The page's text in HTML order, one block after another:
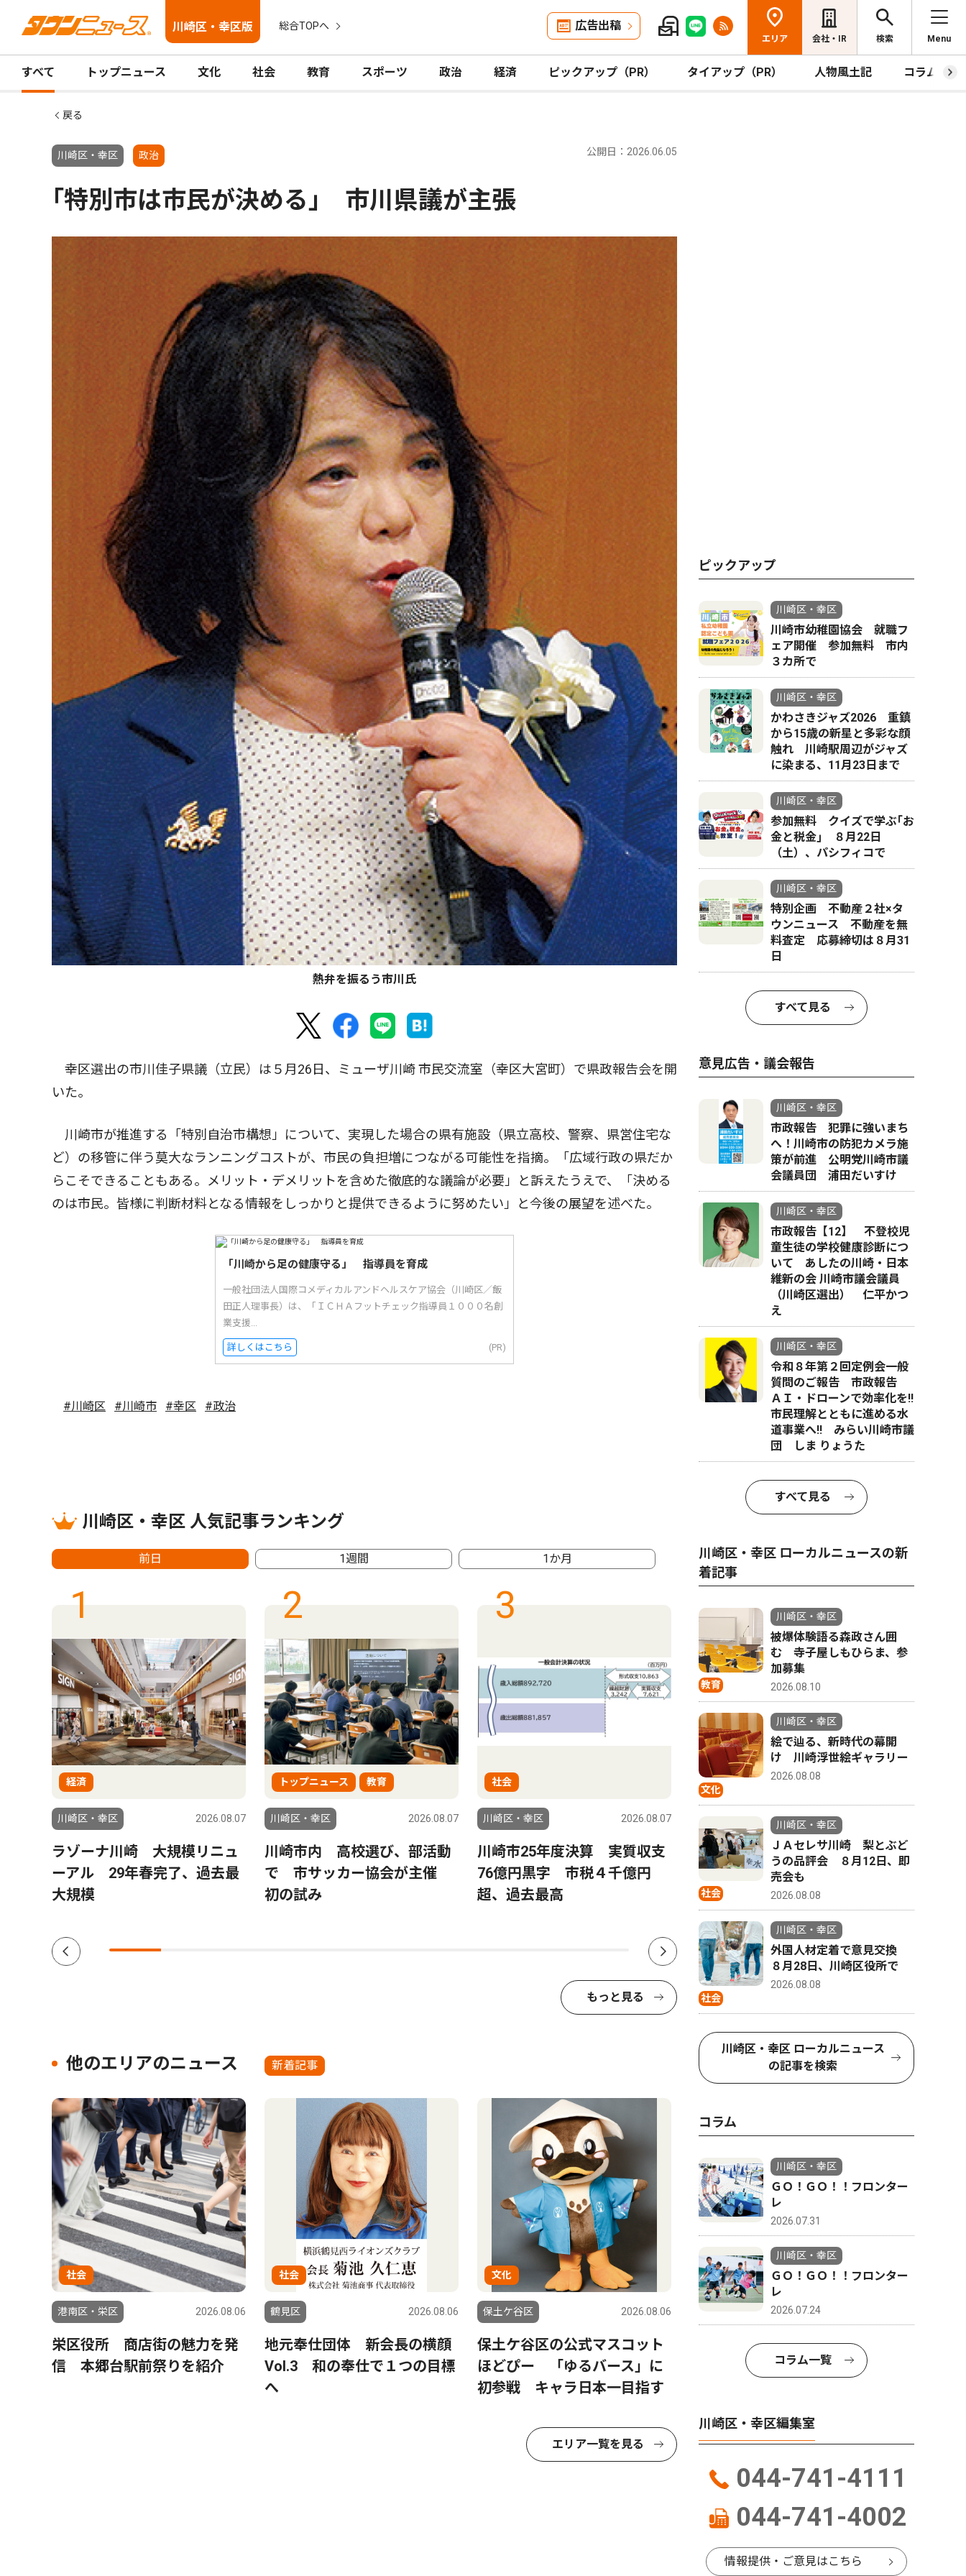
川崎区・幸区版 総合TOPへ 広告出稿
エリア 会社・IR 検索 Menu
すべて トップニュース 文化 社会 教育 スポーツ 政治 経済 ピックアップ（PR） タイアップ（PR） 人物風土記 コラム
戻る
川崎区・幸区 政治 公開日：2026.06.05
｢特別市は市民が決める｣ 市川県議が主張
熱弁を振るう市川氏
幸区選出の市川佳子県議（立民）は５月26日、ミューザ川崎 市民交流室（幸区大宮町）で県政報告会を開
いた。
川崎市が推進する「特別自治市構想」について、実現した場合の県有施設（県立高校、警察、県営住宅な
ど）の移管に伴う莫大なランニングコストが、市民の負担増につながる可能性を指摘。「広域行政の県だか
らこそできることもある。メリット・デメリットを含めた徹底的な議論が必要」と訴えたうえで、「決める
のは市民。皆様に判断材料となる情報をしっかりと提供できるように努めたい」と今後の展望を述べた。
「川崎から足の健康守る」 指導員を育成
一般社団法人国際コメディカルアンドヘルスケア協会（川崎区／飯
田正人理事長）は、「ＩＣＨＡフットチェック指導員１０００名創
業支援...
詳しくはこちら (PR)
#川崎区 #川崎市 #幸区 #政治
川崎区・幸区 人気記事ランキング
前日 1週間 1か月
1
経済
川崎区・幸区 2026.08.07
ラゾーナ川崎 大規模リニュ
ーアル 29年春完了、過去最
大規模
2
トップニュース 教育
川崎区・幸区 2026.08.07
川崎市内 高校選び、部活動
で 市サッカー協会が主催
初の試み
3
社会
川崎区・幸区 2026.08.07
川崎市25年度決算 実質収支
76億円黒字 市税４千億円
超、過去最高
4
人物風土記
2026.08.07
川崎フロンターレのMFとして
今シーズンの飛躍が期待され
る 大関 友翔さん 麻生区出
身 21歳
川崎市
もっと見る
他のエリアのニュース 新着記事
社会
港南区・栄区 2026.08.06
栄区役所 商店街の魅力を発
信 本郷台駅前祭りを紹介
社会
鶴見区 2026.08.06
地元奉仕団体 新会長の横顔
Vol.3 和の奉仕で１つの目標
へ
文化
保土ケ谷区 2026.08.06
保土ケ谷区の公式マスコット
ほどぴー 「ゆるバース」に
初参戦 キャラ日本一目指す
エリア一覧を見る
ピックアップ
川崎区・幸区
川崎市幼稚園協会 就職フ
ェア開催 参加無料 市内
３カ所で
川崎区・幸区
かわさきジャズ2026 重鎮
から15歳の新星と多彩な顔
触れ 川崎駅周辺がジャズ
に染まる、11月23日まで
川崎区・幸区
参加無料 クイズで学ぶ｢お
金と税金｣ ８月22日
（土）、パシフィコで
川崎区・幸区
特別企画 不動産２社×タ
ウンニュース 不動産を無
料査定 応募締切は８月31
日
すべて見る
意見広告・議会報告
川崎区・幸区
市政報告 犯罪に強いまち
へ！川崎市の防犯カメラ施
策が前進 公明党川崎市議
会議員団 浦田だいすけ
川崎区・幸区
市政報告【12】 不登校児
童生徒の学校健康診断につ
いて あしたの川崎・日本
維新の会 川崎市議会議員
（川崎区選出） 仁平かつ
え
川崎区・幸区
令和８年第２回定例会一般
質問のご報告 市政報告
ＡＩ・ドローンで効率化を!!
市民理解とともに進める水
道事業へ!! みらい川崎市議
団 しま りょうた
すべて見る
川崎区・幸区 ローカルニュースの新
着記事
教育
川崎区・幸区
被爆体験語る森政さん囲
む 寺子屋しもひらま、参
加募集
2026.08.10
文化
川崎区・幸区
絵で辿る、新時代の幕開
け 川崎浮世絵ギャラリー
2026.08.08
社会
川崎区・幸区
ＪＡセレサ川崎 梨とぶど
うの品評会 ８月12日、即
売会も
2026.08.08
社会
川崎区・幸区
外国人材定着で意見交換
８月28日、川崎区役所で
2026.08.08
川崎区・幸区 ローカルニュース
の記事を検索
コラム
川崎区・幸区
ＧＯ！ＧＯ！！フロンター
レ
2026.07.31
川崎区・幸区
ＧＯ！ＧＯ！！フロンター
レ
2026.07.24
コラム一覧
川崎区・幸区編集室
044-741-4111
044-741-4002
情報提供・ご意見はこちら